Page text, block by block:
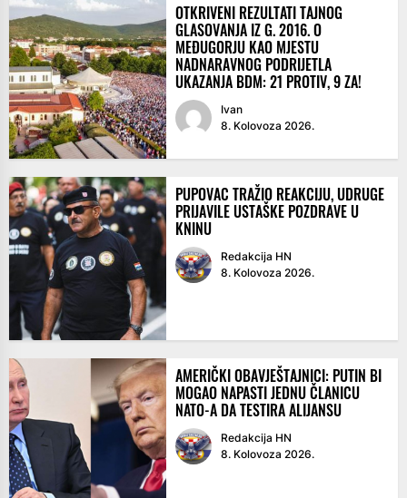
OTKRIVENI REZULTATI TAJNOG
GLASOVANJA IZ G. 2016. O
MEĐUGORJU KAO MJESTU
NADNARAVNOG PODRIJETLA
UKAZANJA BDM: 21 PROTIV, 9 ZA!
Ivan
8. Kolovoza 2026.
PUPOVAC TRAŽIO REAKCIJU, UDRUGE
PRIJAVILE USTAŠKE POZDRAVE U
KNINU
Redakcija HN
8. Kolovoza 2026.
AMERIČKI OBAVJEŠTAJNICI: PUTIN BI
MOGAO NAPASTI JEDNU ČLANICU
NATO-A DA TESTIRA ALIJANSU
Redakcija HN
8. Kolovoza 2026.